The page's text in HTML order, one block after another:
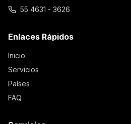
55 4631 - 3626
Enlaces Rápidos
Inicio
Servicios
Países
FAQ